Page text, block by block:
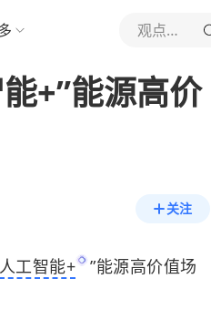
观点新媒体
+”能源高价
关注
工智能+
”能源高价值场